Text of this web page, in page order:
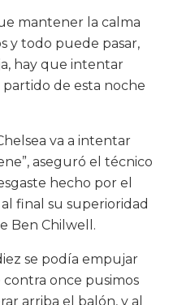
mantener la calma
y todo puede pasar,
hay que intentar
de esta noche
va a intentar
aseguró el técnico
hecho por el
final su superioridad
Ben Chilwell.
se podía empujar
once pusimos
arriba el balón, y al